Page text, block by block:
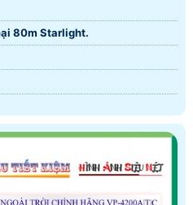
80m Starlight.